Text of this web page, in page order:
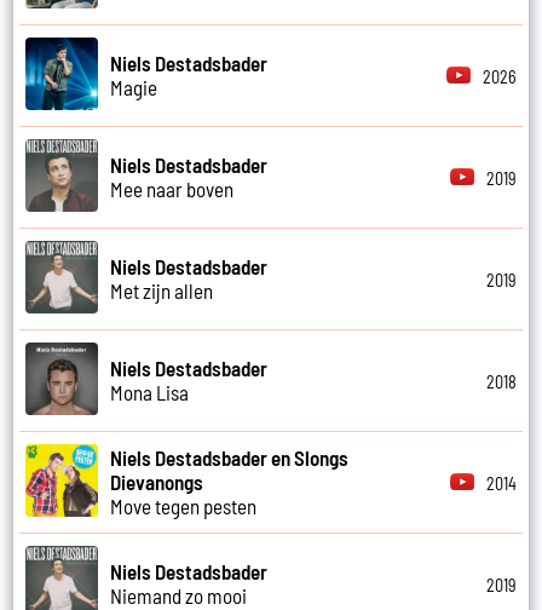
Niels Destadsbader
Magie
2026
Niels Destadsbader
Mee naar boven
2019
Niels Destadsbader
Met zijn allen
2019
Niels Destadsbader
Mona Lisa
2018
Niels Destadsbader en Slongs
Dievanongs
Move tegen pesten
2014
Niels Destadsbader
Niemand zo mooi
2019